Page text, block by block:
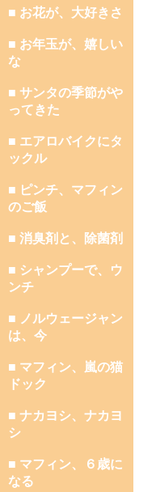
■ お花が、大好きさ
■ お年玉が、嬉しい
な
■ サンタの季節がや
ってきた
■ エアロバイクにタ
ックル
■ ピンチ、マフィン
のご飯
■ 消臭剤と、除菌剤
■ シャンプーで、ウ
ンチ
■ ノルウェージャン
は、今
■ マフィン、嵐の猫
ドック
■ ナカヨシ、ナカヨ
シ
■ マフィン、６歳に
なる